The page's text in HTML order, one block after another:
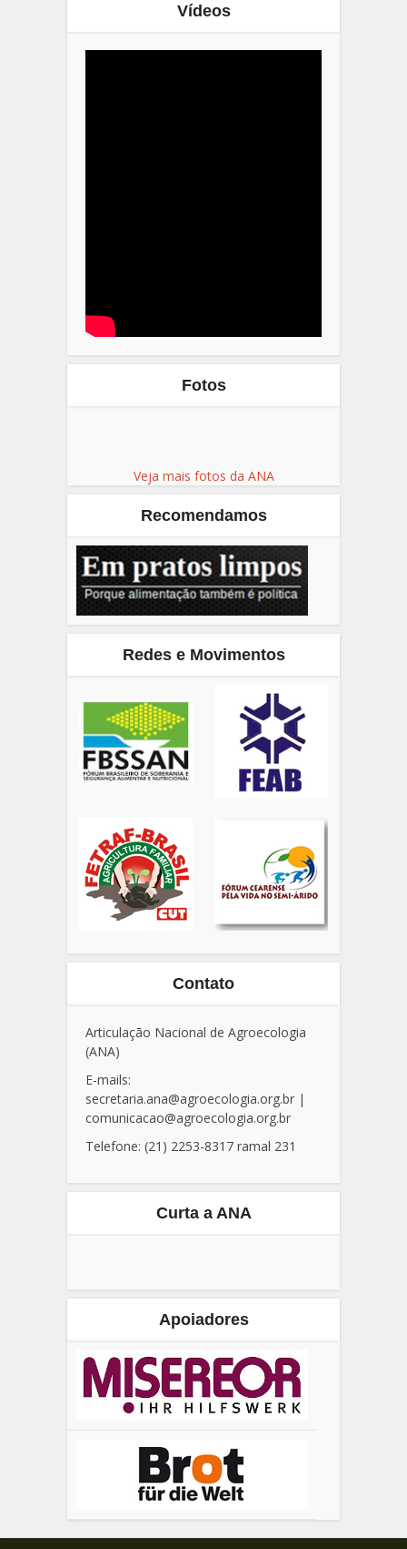
Vídeos
Fotos
Veja mais fotos da ANA
Recomendamos
Redes e Movimentos
Contato
Articulação Nacional de Agroecologia
(ANA)
E-mails:
secretaria.ana@agroecologia.org.br |
comunicacao@agroecologia.org.br
Telefone: (21) 2253-8317 ramal 231
Curta a ANA
Apoiadores